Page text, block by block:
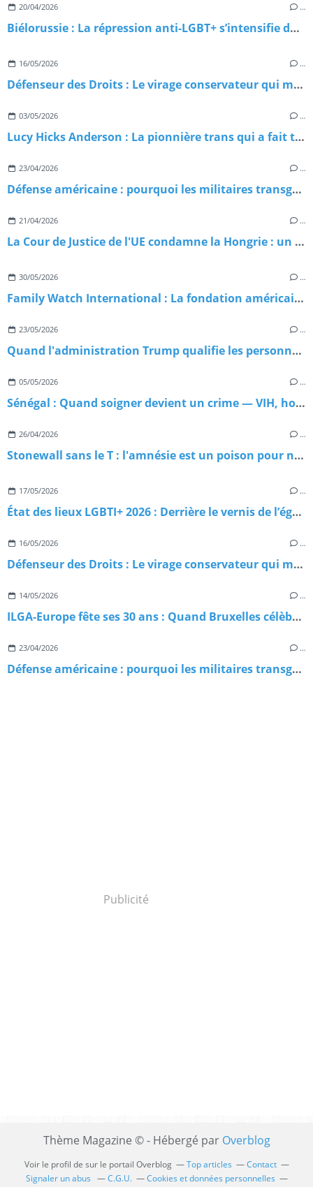
20/04/2026 …
Biélorussie : La répression anti-LGBT+ s’intensifie dans l’ombre du Kremlin
16/05/2026 …
Défenseur des Droits : Le virage conservateur qui menace nos libertés
03/05/2026 …
Lucy Hicks Anderson : La pionnière trans qui a fait trembler la justice américaine
23/04/2026 …
Défense américaine : pourquoi les militaires transgenres misent tout sur l’action collective ?
21/04/2026 …
La Cour de Justice de l'UE condamne la Hongrie : un revers historique pour la politique LGBT-phobe de Viktor Orbán
30/05/2026 …
Family Watch International : La fondation américaine qui exporte l'homophobie dans le monde
23/05/2026 …
Quand l'administration Trump qualifie les personnes trans de menaces terroristes : Chronique d'une escalade sans précédent
05/05/2026 …
Sénégal : Quand soigner devient un crime — VIH, homophobie d'État et paradoxe meurtrier
26/04/2026 …
Stonewall sans le T : l'amnésie est un poison pour nos luttes
17/05/2026 …
État des lieux LGBTI+ 2026 : Derrière le vernis de l’égalité, l’urgence d’un sursaut
16/05/2026 …
Défenseur des Droits : Le virage conservateur qui menace nos libertés
14/05/2026 …
ILGA-Europe fête ses 30 ans : Quand Bruxelles célèbre trois décennies de combat pour nos droits
23/04/2026 …
Défense américaine : pourquoi les militaires transgenres misent tout sur l’action collective ?
Publicité
Thème Magazine © - Hébergé par Overblog
Voir le profil de sur le portail Overblog Top articles
Contact
Signaler un abus
C.G.U.
Cookies et données personnelles